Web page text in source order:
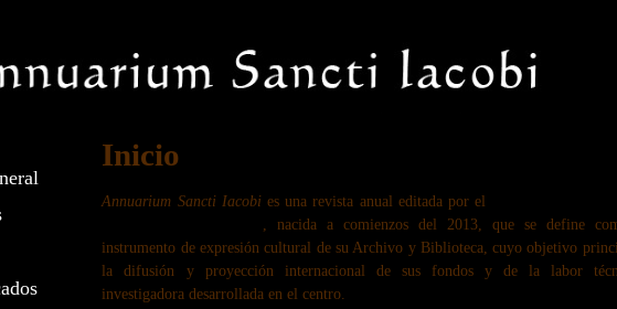
Inicio
Annuarium Sancti Iacobies una revista anual editada por el
, nacida a comienzos del 2013, que se define
instrumento de expresión cultural de su Archivo y Biblioteca, cuyo objetivo
la difusión y proyección internacional de sus fondos y de la labor
investigadora desarrollada en el centro.